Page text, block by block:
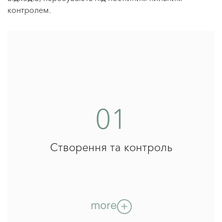
контролем.
01
Створення та контроль
more